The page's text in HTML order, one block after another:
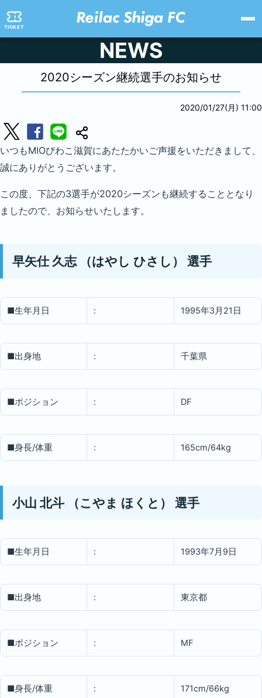
TICKET
NEWS
2020シーズン継続選手のお知らせ
2020/01/27(月) 11:00
いつもMIOびわこ滋賀にあたたかいご声援をいただきまして、
誠にありがとうございます。
この度、下記の3選手が2020シーズンも継続することとなり
ましたので、お知らせいたします。
早矢仕 久志 （はやし ひさし） 選手
■生年月日 : 1995年3月21日
■出身地 : 千葉県
■ポジション : DF
■身長/体重 : 165cm/64kg
小山 北斗 （こやま ほくと） 選手
■生年月日 : 1993年7月9日
■出身地 : 東京都
■ポジション : MF
■身長/体重 : 171cm/66kg